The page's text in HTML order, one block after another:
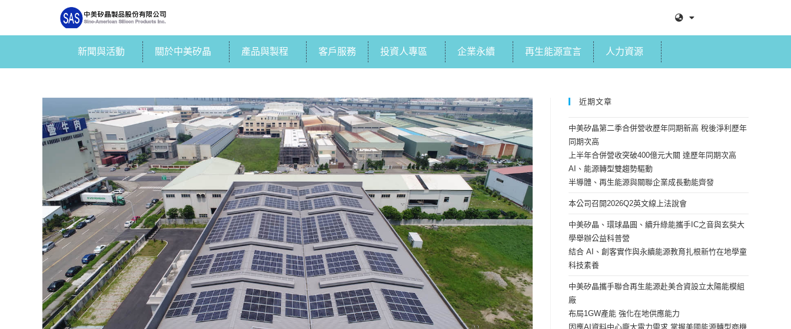
新聞與活動 關於中美矽晶 產品與製程 客戶服務 投資人專區 企業永續 再生能源宣言 人力資源
近期文章
中美矽晶第二季合併營收歷年同期新高 稅後淨利歷年
同期次高
上半年合併營收突破400億元大關 達歷年同期次高
AI、能源轉型雙趨勢驅動
半導體、再生能源與關聯企業成長動能齊發
本公司召開2026Q2英文線上法說會
中美矽晶、環球晶圓、續升綠能攜手IC之音與玄奘大
學舉辦公益科普營
結合 AI、創客實作與永續能源教育扎根新竹在地學童
科技素養
中美矽晶攜手聯合再生能源赴美合資設立太陽能模組
廠
布局1GW產能 強化在地供應能力
因應AI資料中心龐大電力需求 掌握美國能源轉型商機